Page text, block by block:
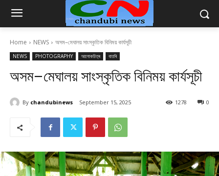
Home NEWS অসম–মেঘালয় সাংস্কৃতিক বিনিময় কাৰ্যসূচী
NEWS PHOTOGRAPHY আলোকচিত্ৰ বাতৰি
অসম–মেঘালয় সাংস্কৃতিক বিনিময় কাৰ্যসূচী
By chandubinews September 15, 2025 0
1278